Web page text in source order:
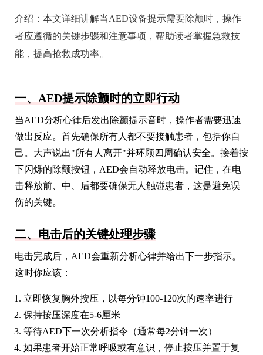
介绍： 本文详细讲解当AED设备提示需要除颤时，操作
者应遵循的关键步骤和注意事项，帮助读者掌握急救技
能，提高抢救成功率。
一、AED提示除颤时的立即行动
当AED分析心律后发出除颤提示音时，操作者需要迅速
做出反应。首先确保所有人都不要接触患者，包括你自
己。大声说出"所有人离开"并环顾四周确认安全。接着按
下闪烁的除颤按钮，AED会自动释放电击。记住，在电
击释放前、中、后都要确保无人触碰患者，这是避免误
伤的关键。
二、电击后的关键处理步骤
电击完成后，AED会重新分析心律并给出下一步指示。
这时你应该：
立即恢复胸外按压，以每分钟100-120次的速率进行
保持按压深度在5-6厘米
等待AED下一次分析指令（通常每2分钟一次）
如果患者开始正常呼吸或有意识，停止按压并置于复